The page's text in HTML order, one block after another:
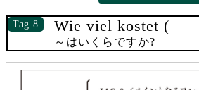
Tag 8 Wie viel kostet
～はいくらですか?